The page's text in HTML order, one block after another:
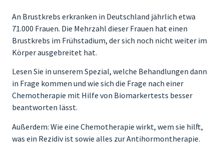
An Brustkrebs erkranken in Deutschland jährlich etwa
71.000 Frauen. Die Mehrzahl dieser Frauen hat einen
Brustkrebs im Frühstadium, der sich noch nicht weiter im
Körper ausgebreitet hat.
Lesen Sie in unserem Spezial, welche Behandlungen dann
in Frage kommen und wie sich die Frage nach einer
Chemotherapie mit Hilfe von Biomarkertests besser
beantworten lässt.
Außerdem: Wie eine Chemotherapie wirkt, wem sie hilft,
was ein Rezidiv ist sowie alles zur Antihormontherapie.